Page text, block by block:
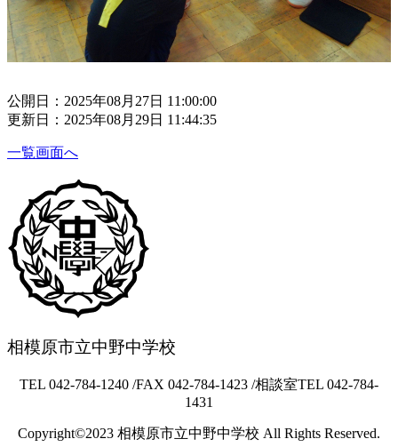
公開日：2025年08月27日 11:00:00
更新日：2025年08月29日 11:44:35
一覧画面へ
相模原市立中野中学校
TEL 042-784-1240 /FAX 042-784-1423 /相談室TEL 042-784-
1431
Copyright©2023 相模原市立中野中学校 All Rights Reserved.